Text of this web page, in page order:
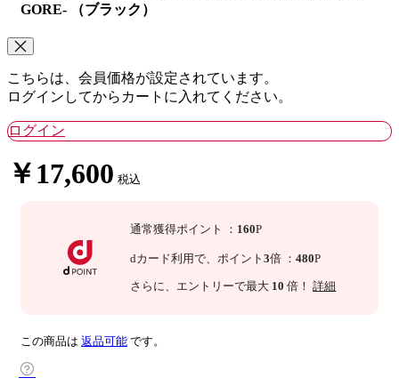
GORE- （ブラック）
こちらは、会員価格が設定されています。
ログインしてからカートに入れてください。
ログイン
￥17,600 税込
通常獲得ポイント ： 160P
dカード利用で、 ポイント3倍 ：480P
さらに 、エントリーで最大 10 倍！詳細
この商品は 返品可能 です。